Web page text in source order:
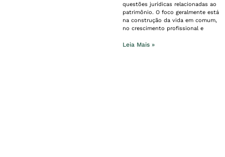
questões jurídicas relacionadas ao
patrimônio. O foco geralmente está
na construção da vida em comum,
no crescimento profissional e
Leia Mais »